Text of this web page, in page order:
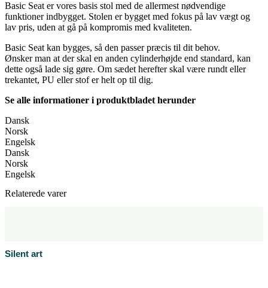
Basic Seat er vores basis stol med de allermest nødvendige
funktioner indbygget. Stolen er bygget med fokus på lav vægt og
lav pris, uden at gå på kompromis med kvaliteten.
Basic Seat kan bygges, så den passer præcis til dit behov.
Ønsker man at der skal en anden cylinderhøjde end standard, kan
dette også lade sig gøre. Om sædet herefter skal være rundt eller
trekantet, PU eller stof er helt op til dig.
Se alle informationer i produktbladet herunder
Dansk
Norsk
Engelsk
Dansk
Norsk
Engelsk
Relaterede varer
Silent art